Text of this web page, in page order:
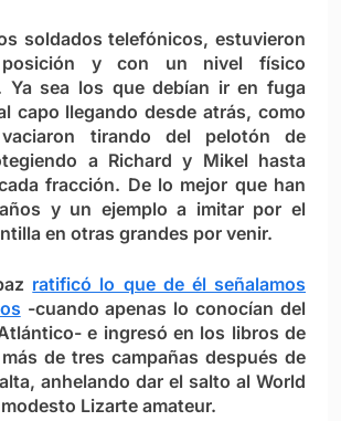
soldados telefónicos, estuvieron
posición y con un nivel físico
Ya sea los que debían ir en fuga
capo llegando desde atrás, como
tirando del pelotón de
a Richard y Mikel hasta
fracción. De lo mejor que han
y un ejemplo a imitar por el
en otras grandes por venir.
ratificó lo que de él señalamos
-cuando apenas lo conocían del
e ingresó en los libros de
de tres campañas después de
anhelando dar el salto al World
Lizarte amateur.